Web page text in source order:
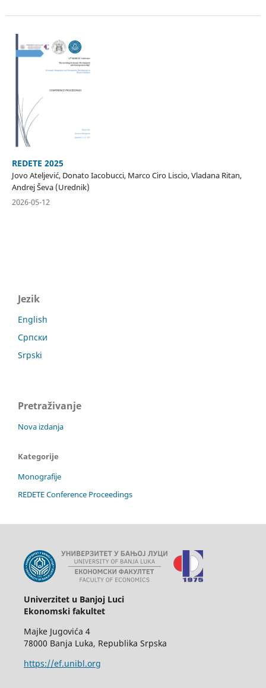
REDETE 2025
Jovo Ateljević, Donato Iacobucci, Marco Ciro Liscio, Vladana Ritan,
Andrej Ševa (Urednik)
2026-05-12
Jezik
English
Српски
Srpski
Pretraživanje
Nova izdanja
Kategorije
Monografije
REDETE Conference Proceedings
Univerzitet u Banjoj Luci
Ekonomski fakultet
Majke Jugovića 4
78000 Banja Luka, Republika Srpska
https://ef.unibl.org